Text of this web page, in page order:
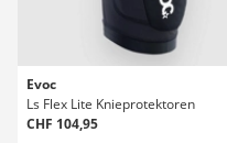
Evoc
Ls Flex Lite Knieprotektoren
CHF 104,95